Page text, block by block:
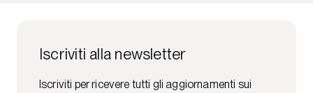
Iscriviti alla newsletter
Iscriviti per ricevere tutti gli aggiornamenti sui